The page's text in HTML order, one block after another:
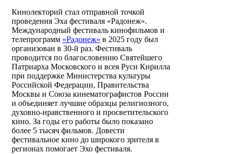
Кинолекторий стал отправной точкой
проведения Эха фестиваля «Радонеж».
Международный фестиваль кинофильмов и
телепрограмм «Радонеж» в 2025 году был
организован в 30-й раз. Фестиваль
проводится по благословению Святейшего
Патриарха Московского и всея Руси Кирилла
при поддержке Министерства культуры
Российской Федерации, Правительства
Москвы и Союза кинематографистов России
и объединяет лучшие образцы религиозного,
духовно-нравственного и просветительского
кино. За годы его работы было показано
более 5 тысяч фильмов. Довести
фестивальное кино до широкого зрителя в
регионах помогает Эхо фестиваля.